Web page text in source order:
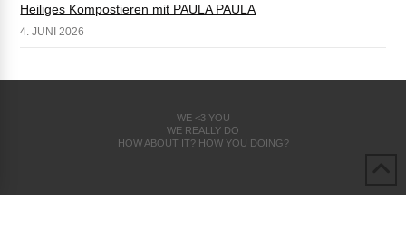
Heiliges Kompostieren mit PAULA PAULA
4. JUNI 2026
WE <3 YOU
WE REALLY DO
HOW ABOUT IT? HOW YOU DOING?